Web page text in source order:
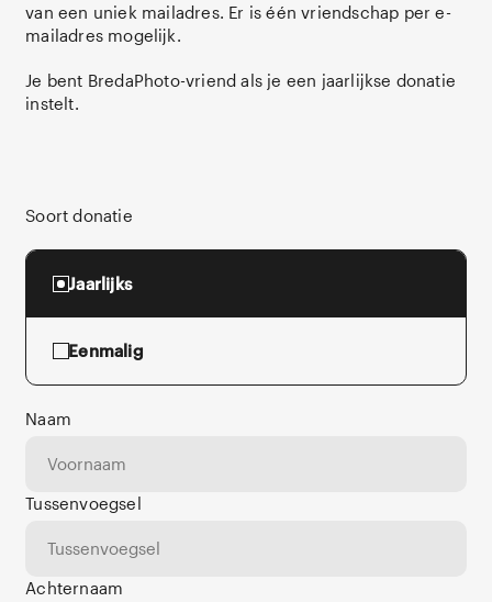
van een uniek mailadres. Er is één vriendschap per e-
mailadres mogelijk.
Je bent BredaPhoto-vriend als je een jaarlijkse donatie
instelt.
Soort donatie
Jaarlijks
Eenmalig
Naam
Tussenvoegsel
Achternaam